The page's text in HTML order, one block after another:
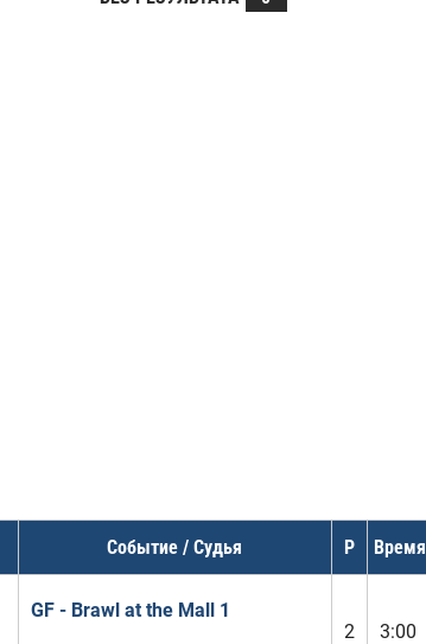
Событие / Судья Р Время
GF - Brawl at the Mall 1
2
3:00